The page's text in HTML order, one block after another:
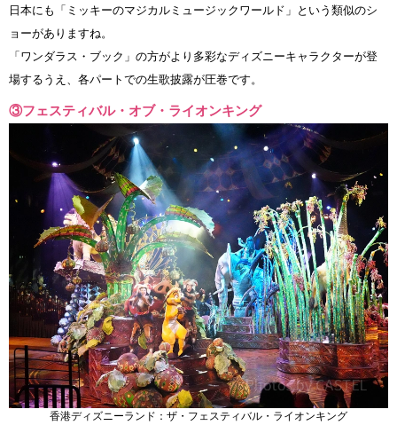
日本にも「ミッキーのマジカルミュージックワールド」という類似のシ
ョーがありますね。
「ワンダラス・ブック」の方がより多彩なディズニーキャラクターが登
場するうえ、各パートでの生歌披露が圧巻です。
③フェスティバル・オブ・ライオンキング
香港ディズニーランド：ザ・フェスティバル・ライオンキング